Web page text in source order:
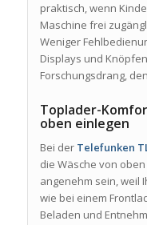
praktisch, wenn
Maschine frei
Weniger
Displays und
Forschungsdrang,
Toplader-
oben einlegen
Bei der Telefunken
die Wäsche von
angenehm sein, weil
wie bei einem
Beladen und